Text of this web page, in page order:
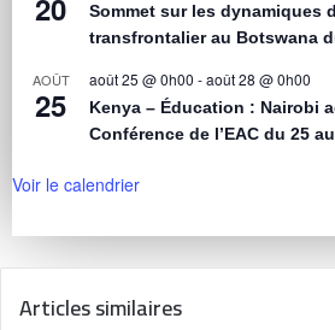
20
Sommet sur les dynamiques
transfrontalier au Botswana
AOÛT
25
août 25 @ 0h00 -août 28 @ 0h00
Kenya – Éducation : Nairobi
Conférence de l’EAC du 25
Voir le calendrier
Articles similaires